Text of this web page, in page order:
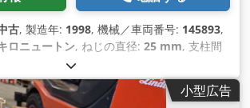
古, 製造年: 1998, 機械／車両番号: 145893,
ロニュートン, ねじの直径: 25 mm, 支柱間
, 排気量:
小型広告